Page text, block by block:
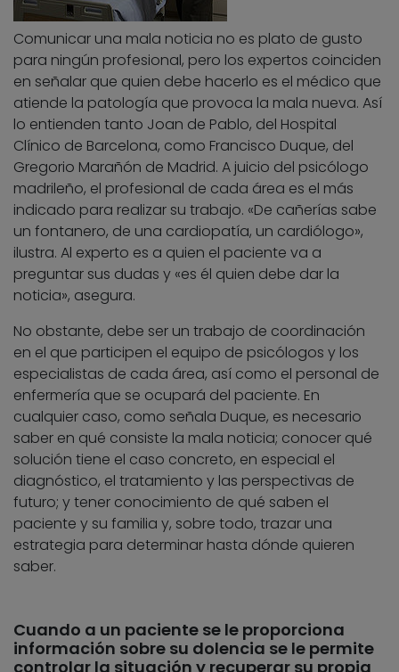
Comunicar una mala noticia no es plato de gusto
para ningún profesional, pero los expertos coinciden
en señalar que quien debe hacerlo es el médico que
atiende la patología que provoca la mala nueva. Así
lo entienden tanto Joan de Pablo, del Hospital
Clínico de Barcelona, como Francisco Duque, del
Gregorio Marañón de Madrid. A juicio del psicólogo
madrileño, el profesional de cada área es el más
indicado para realizar su trabajo. «De cañerías sabe
un fontanero, de una cardiopatía, un cardiólogo»,
ilustra. Al experto es a quien el paciente va a
preguntar sus dudas y «es él quien debe dar la
noticia», asegura.
No obstante, debe ser un trabajo de coordinación
en el que participen el equipo de psicólogos y los
especialistas de cada área, así como el personal de
enfermería que se ocupará del paciente. En
cualquier caso, como señala Duque, es necesario
saber en qué consiste la mala noticia; conocer qué
solución tiene el caso concreto, en especial el
diagnóstico, el tratamiento y las perspectivas de
futuro; y tener conocimiento de qué saben el
paciente y su familia y, sobre todo, trazar una
estrategia para determinar hasta dónde quieren
saber.
Cuando a un paciente se le proporciona
información sobre su dolencia se le permite
controlar la situación y recuperar su propia